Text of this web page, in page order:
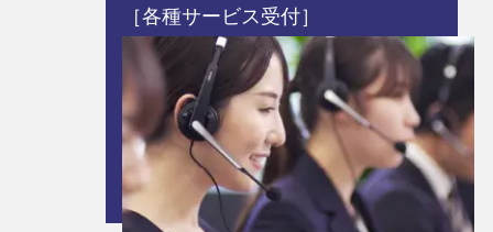
［各種サービス受付］